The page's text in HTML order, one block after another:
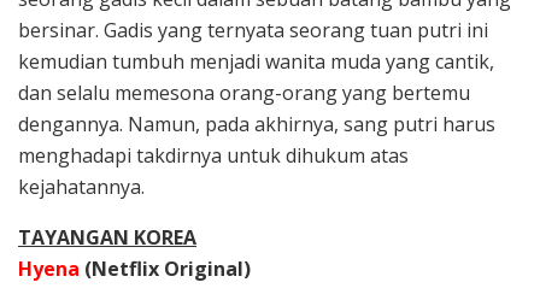
bersinar. Gadis yang ternyata seorang tuan putri ini
kemudian tumbuh menjadi wanita muda yang cantik,
dan selalu memesona orang-orang yang bertemu
dengannya. Namun, pada akhirnya, sang putri harus
menghadapi takdirnya untuk dihukum atas
kejahatannya.
TAYANGAN KOREA
Hyena (Netflix Original)